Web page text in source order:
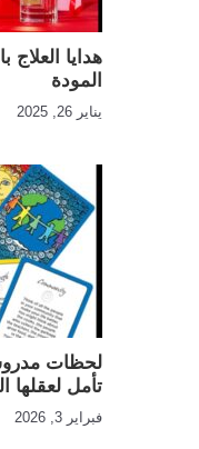
هدايا العلاج
المودة
يناير 26, 2025
تأمل لعقلها
فبراير 3, 2026